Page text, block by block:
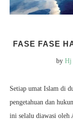
FASE FASE
by Hj
Setiap umat Islam di
pengetahuan dan
ini selalu diawasi oleh